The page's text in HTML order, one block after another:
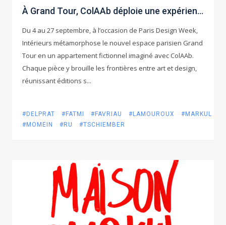
À Grand Tour, ColAAb déploie une expérience immersive et dévoile l’inédit.
Du 4 au 27 septembre, à l’occasion de Paris Design Week,
Intérieurs métamorphose le nouvel espace parisien Grand
Tour en un appartement fictionnel imaginé avec ColAAb.
Chaque pièce y brouille les frontières entre art et design,
réunissant éditions s...
#DELPRAT #FATMI #FAVRIAU #LAMOUROUX
#MARKUL
#MOMEIN
#RU #TSCHIEMBER